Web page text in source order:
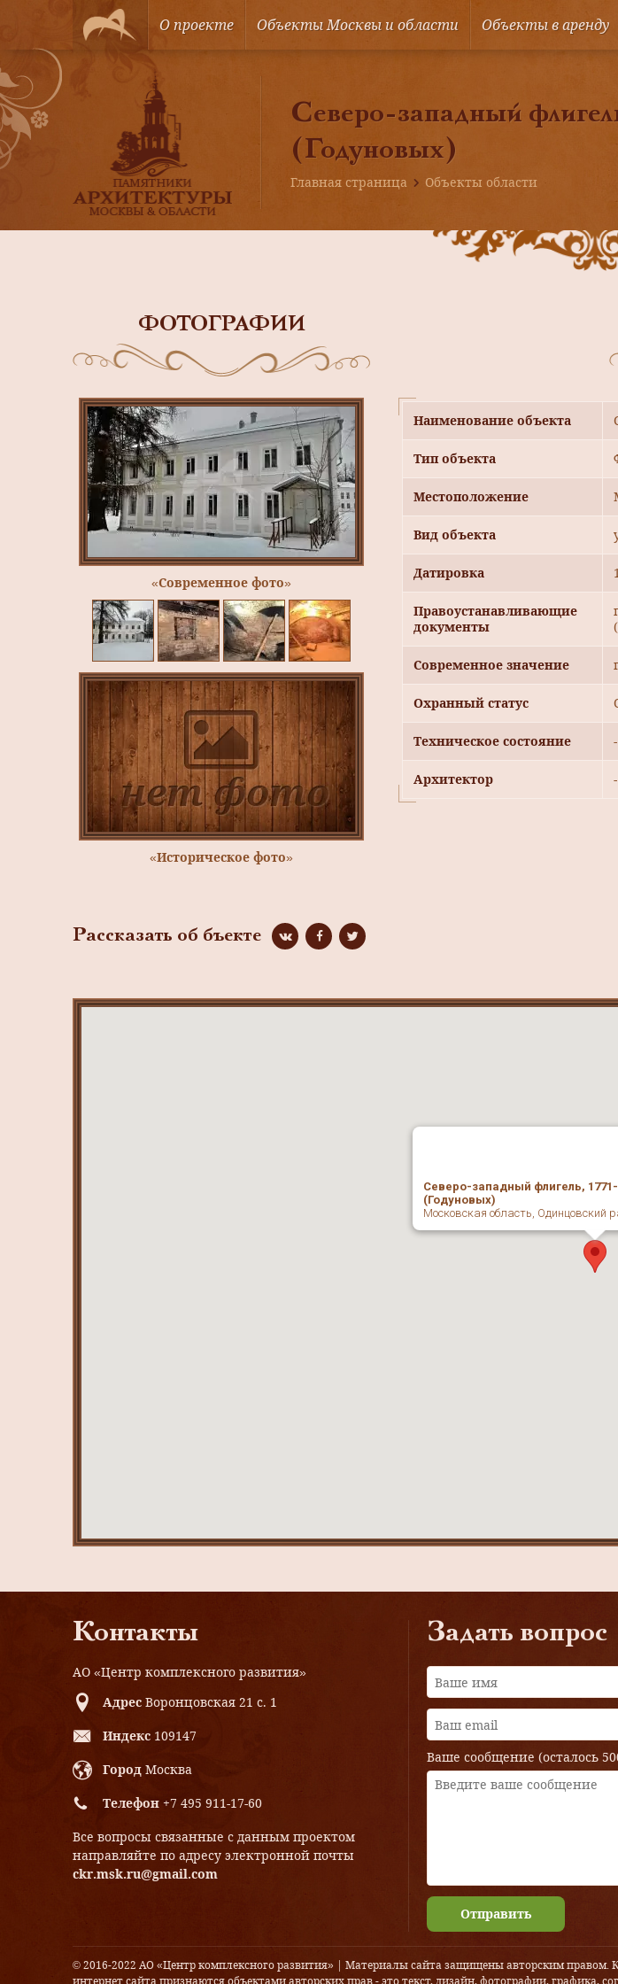
О проекте Объекты Москвы и области Объекты в аренду
Северо-западный
(Годуновых)
Главная страница Объекты области
ФОТОГРАФИИ
«Современное фото»
«Историческое фото»
Наименование объекта
Тип объекта
Местоположение
Вид объекта
Датировка
Правоустанавливающие
документы
Современное значение
Охранный статус
Техническое состояние -
Архитектор -
Рассказать об бъекте
Северо-западный флигель,
(Годуновых)
Московская область, Одинцовский
Контакты
АО «Центр комплексного развития»
Адрес Воронцовская 21 с. 1
Индекс 109147
Город Москва
Телефон +7 495 911-17-60
Все вопросы связанные с данным проектом
направляйте по адресу электронной почты
ckr.msk.ru@gmail.com
Задать вопрос
Ваше сообщение (осталось
Отправить
© 2016-2022 АО «Центр комплексного развития» | Материалы сайта защищены авторским правом.